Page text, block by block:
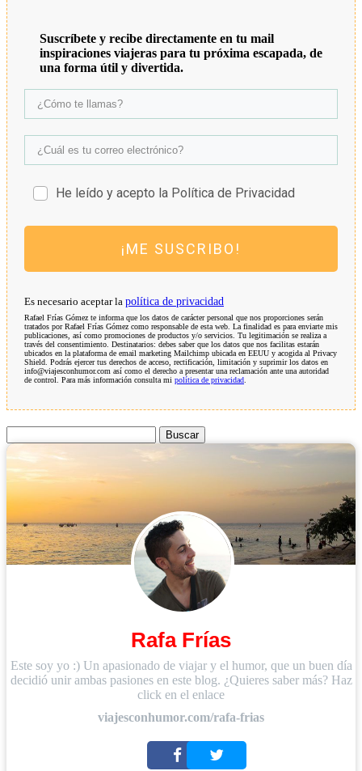
Suscríbete y recibe directamente en tu mail
inspiraciones viajeras para tu próxima escapada, de
una forma útil y divertida.
He leído y acepto la Política de Privacidad
¡ME SUSCRIBO!
Es necesario aceptar la política de privacidad
Rafael Frías Gómez te informa que los datos de carácter personal que nos proporciones serán
tratados por Rafael Frías Gómez como responsable de esta web. La finalidad es para enviarte mis
publicaciones, así como promociones de productos y/o servicios. Tu legitimación se realiza a
través del consentimiento. Destinatarios: debes saber que los datos que nos facilitas estarán
ubicados en la plataforma de email marketing Mailchimp ubicada en EEUU y acogida al Privacy
Shield. Podrás ejercer tus derechos de acceso, rectificación, limitación y suprimir los datos en
info@viajesconhumor.com así como el derecho a presentar una reclamación ante una autoridad
de control. Para más información consulta mi política de privacidad.
Rafa Frías
Este soy yo :) Un apasionado de viajar y el humor, que un buen día
decidió unir ambas pasiones en este blog. ¿Quieres saber más? Haz
click en el enlace
viajesconhumor.com/rafa-frias